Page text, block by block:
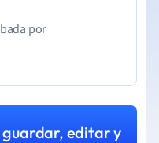
por
editar y